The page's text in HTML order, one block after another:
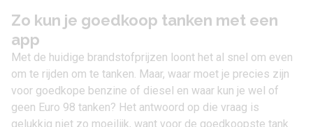
Zo kun je goedkoop tanken met een
app
Met de huidige brandstofprijzen loont het al snel om even
om te rijden om te tanken. Maar, waar moet je precies zijn
voor goedkope benzine of diesel en waar kun je wel of
geen Euro 98 tanken? Het antwoord op die vraag is
gelukkig niet zo moeilijk, want voor de goedkoopste tank